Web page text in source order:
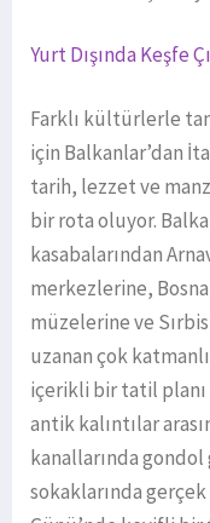
Yurt Dışında Keşfe
Farklı kültürlerle
için Balkanlar’dan
tarih, lezzet ve
bir rota oluyor.
kasabalarından
merkezlerine,
müzelerine ve
uzanan çok
içerikli bir tatil planı
antik kalıntılar
kanallarında gondol
sokaklarında